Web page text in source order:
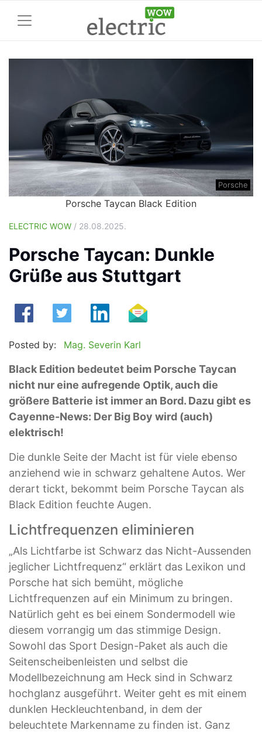
Porsche
Porsche Taycan Black Edition
ELECTRIC WOW / 28.08.2025.
Porsche Taycan: Dunkle
Grüße aus Stuttgart
Posted by: Mag. Severin Karl
Black Edition bedeutet beim Porsche Taycan
nicht nur eine aufregende Optik, auch die
größere Batterie ist immer an Bord. Dazu gibt es
Cayenne-News: Der Big Boy wird (auch)
elektrisch!
Die dunkle Seite der Macht ist für viele ebenso
anziehend wie in schwarz gehaltene Autos. Wer
derart tickt, bekommt beim Porsche Taycan als
Black Edition feuchte Augen.
Lichtfrequenzen eliminieren
„Als Lichtfarbe ist Schwarz das Nicht-Aussenden
jeglicher Lichtfrequenz“ erklärt das Lexikon und
Porsche hat sich bemüht, mögliche
Lichtfrequenzen auf ein Minimum zu bringen.
Natürlich geht es bei einem Sondermodell wie
diesem vorrangig um das stimmige Design.
Sowohl das Sport Design-Paket als auch die
Seitenscheibenleisten und selbst die
Modellbezeichnung am Heck sind in Schwarz
hochglanz ausgeführt. Weiter geht es mit einem
dunklen Heckleuchtenband, in dem der
beleuchtete Markenname zu finden ist. Ganz